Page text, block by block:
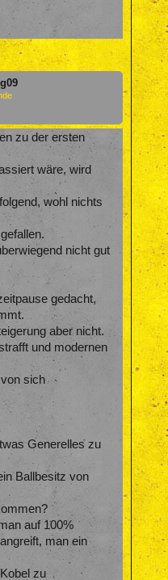
zu der ersten
wäre, wird
wohl nichts
nicht gut
gedacht,
aber nicht.
und modernen
sich
Generelles zu
Ballbesitz von
auf 100%
man ein
zu